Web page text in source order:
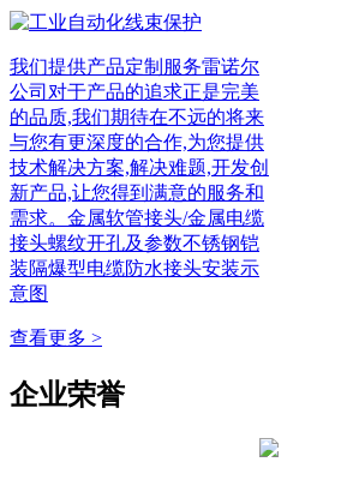
我们提供产品定制服务雷诺尔
公司对于产品的追求正是完美
的品质,我们期待在不远的将来
与您有更深度的合作,为您提供
技术解决方案,解决难题,开发创
新产品,让您得到满意的服务和
需求。金属软管接头/金属电缆
接头螺纹开孔及参数不锈钢铠
装隔爆型电缆防水接头安装示
意图
查看更多 >
企业荣誉